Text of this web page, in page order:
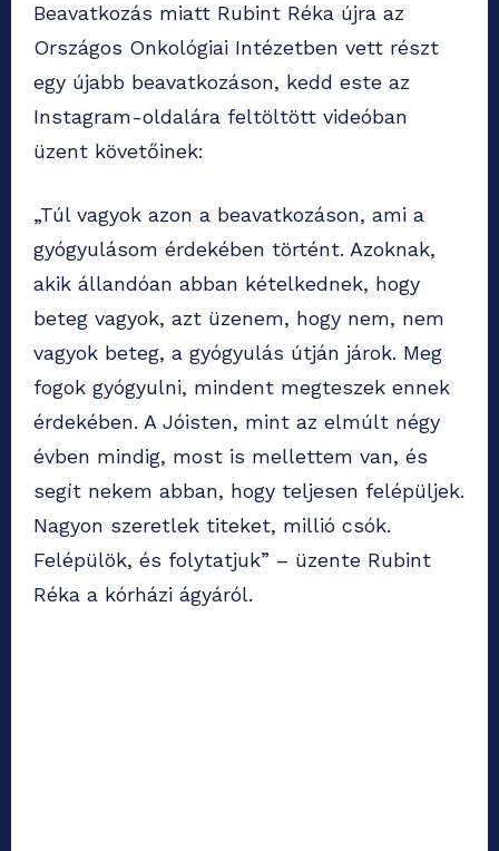
Beavatkozás miatt Rubint Réka újra az
Országos Onkológiai Intézetben vett részt
egy újabb beavatkozáson, kedd este az
Instagram-oldalára feltöltött videóban
üzent követőinek:
„Túl vagyok azon a beavatkozáson, ami a
gyógyulásom érdekében történt. Azoknak,
akik állandóan abban kételkednek, hogy
beteg vagyok, azt üzenem, hogy nem, nem
vagyok beteg, a gyógyulás útján járok. Meg
fogok gyógyulni, mindent megteszek ennek
érdekében. A Jóisten, mint az elmúlt négy
évben mindig, most is mellettem van, és
segít nekem abban, hogy teljesen felépüljek.
Nagyon szeretlek titeket, millió csók.
Felépülök, és folytatjuk” – üzente Rubint
Réka a kórházi ágyáról.